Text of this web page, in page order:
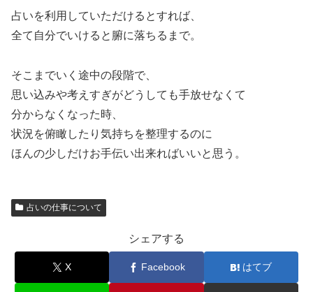
占いを利用していただけるとすれば、
全て自分でいけると腑に落ちるまで。
そこまでいく途中の段階で、
思い込みや考えすぎがどうしても手放せなくて
分からなくなった時、
状況を俯瞰したり気持ちを整理するのに
ほんの少しだけお手伝い出来ればいいと思う。
占いの仕事について
シェアする
X Facebook はてブ